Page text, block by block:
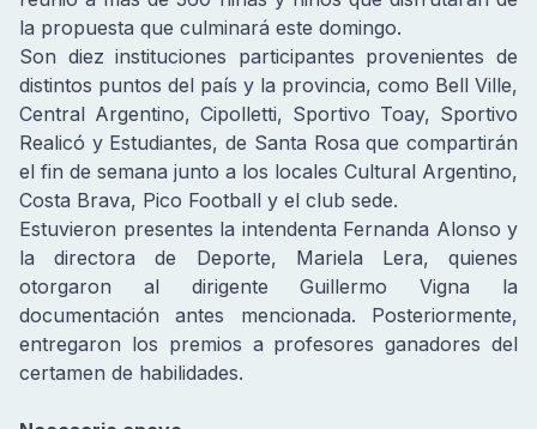
la propuesta que culminará este domingo.
Son diez instituciones participantes provenientes de
distintos puntos del país y la provincia, como Bell Ville,
Central Argentino, Cipolletti, Sportivo Toay, Sportivo
Realicó y Estudiantes, de Santa Rosa que compartirán
el fin de semana junto a los locales Cultural Argentino,
Costa Brava, Pico Football y el club sede.
Estuvieron presentes la intendenta Fernanda Alonso y
la directora de Deporte, Mariela Lera, quienes
otorgaron al dirigente Guillermo Vigna la
documentación antes mencionada. Posteriormente,
entregaron los premios a profesores ganadores del
certamen de habilidades.